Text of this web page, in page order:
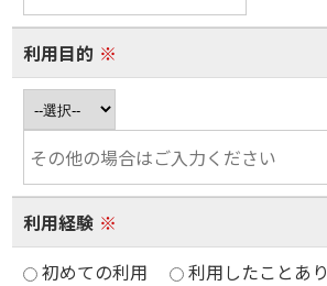
利用目的 ※
利用経験 ※
初めての利用
利用したことあり